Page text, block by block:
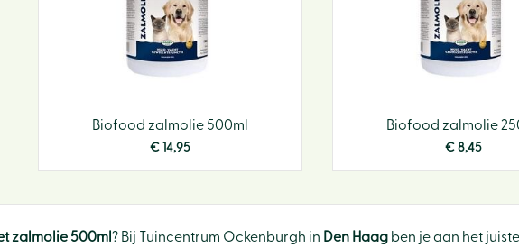
Biofood zalmolie 500ml
€ 14,95
Biofood zalmolie
€ 8,45
zalmolie 500ml ? Bij Tuincentrum Ockenburgh in Den Haag ben je aan het